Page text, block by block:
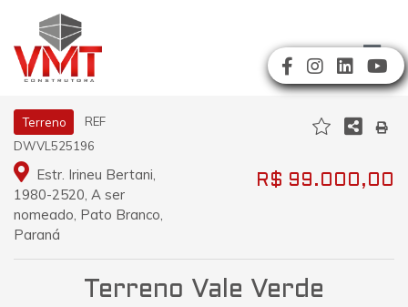
Terreno
REF
DWVL525196
Estr. Irineu Bertani,
1980-2520, A ser
nomeado, Pato Branco,
Paraná
R$ 99.000,00
Terreno Vale Verde